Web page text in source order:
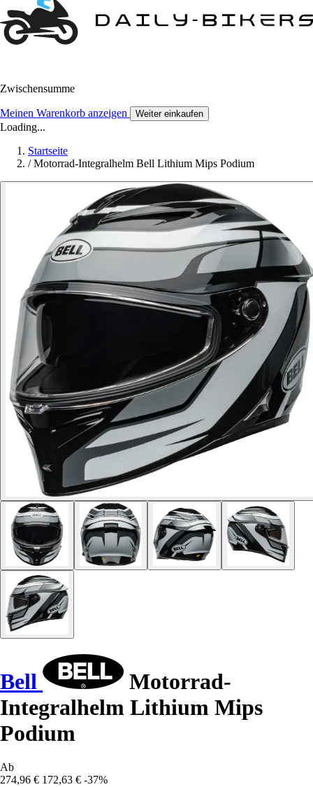
Zwischensumme
Meinen Warenkorb anzeigen Weiter einkaufen
Loading...
Startseite
/ Motorrad-Integralhelm Bell Lithium Mips Podium
Bell
Motorrad-
Integralhelm Lithium Mips
Podium
Ab
274,96 € 172,63 € -37%